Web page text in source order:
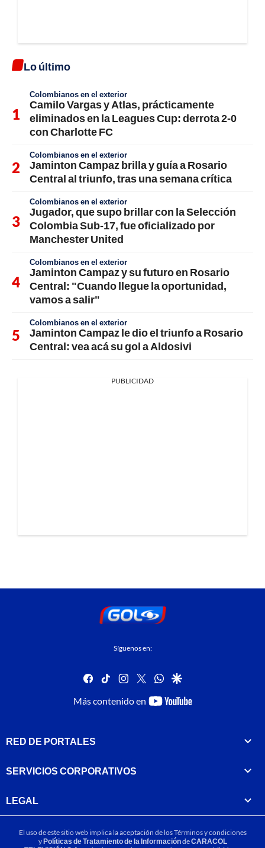
Lo último
Colombianos en el exterior
Camilo Vargas y Atlas, prácticamente
eliminados en la Leagues Cup: derrota 2-0
con Charlotte FC
Colombianos en el exterior
Jaminton Campaz brilla y guía a Rosario
Central al triunfo, tras una semana crítica
Colombianos en el exterior
Jugador, que supo brillar con la Selección
Colombia Sub-17, fue oficializado por
Manchester United
Colombianos en el exterior
Jaminton Campaz y su futuro en Rosario
Central: "Cuando llegue la oportunidad,
vamos a salir"
Colombianos en el exterior
Jaminton Campaz le dio el triunfo a Rosario
Central: vea acá su gol a Aldosivi
PUBLICIDAD
Síguenos en:
facebook
tiktok instagram
twitterwhatsapp
google
Más contenido en
youtube-
RED DE PORTALES
SERVICIOS CORPORATIVOS
LEGAL
El uso de este sitio web implica la aceptación de losTérminos y condiciones
yPolíticas de Tratamiento de la InformacióndeCARACOL